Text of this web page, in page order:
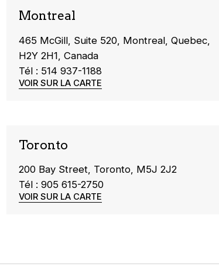
Montreal
465 McGill, Suite 520, Montreal, Quebec,
H2Y 2H1, Canada
Tél : 514 937-1188
VOIR SUR LA CARTE
Toronto
200 Bay Street, Toronto, M5J 2J2
Tél : 905 615-2750
VOIR SUR LA CARTE